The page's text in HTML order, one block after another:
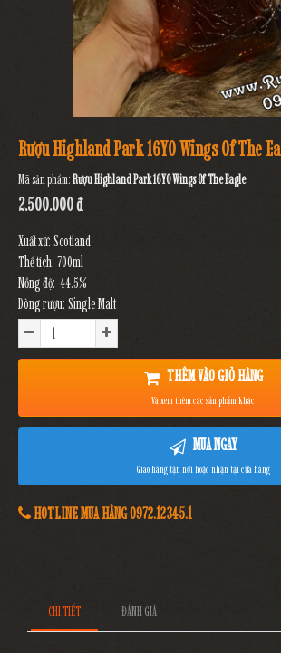
Rượu Highland Park 16YO Wings Of The
Mã sản phẩm:Rượu Highland Park 16YO Wings Of The Eagle
2.500.000 đ
Xuất xứ: Scotland
Thể tích: 700ml
Nồng độ: 44.5%
Dòng rượu: Single Malt
THÊM VÀO GIỎ HÀNG
Và xem thêm các sản phẩm khác
MUA NGAY
Giao hàng tận nơi hoặc nhận tại cửa hàng
HOTLINE MUA HÀNG 0972.12345.1
CHI TIẾT ĐÁNH GIÁ